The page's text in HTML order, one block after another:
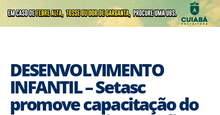
DESENVOLVIMENTO
INFANTIL – Setasc
promove capacitação do